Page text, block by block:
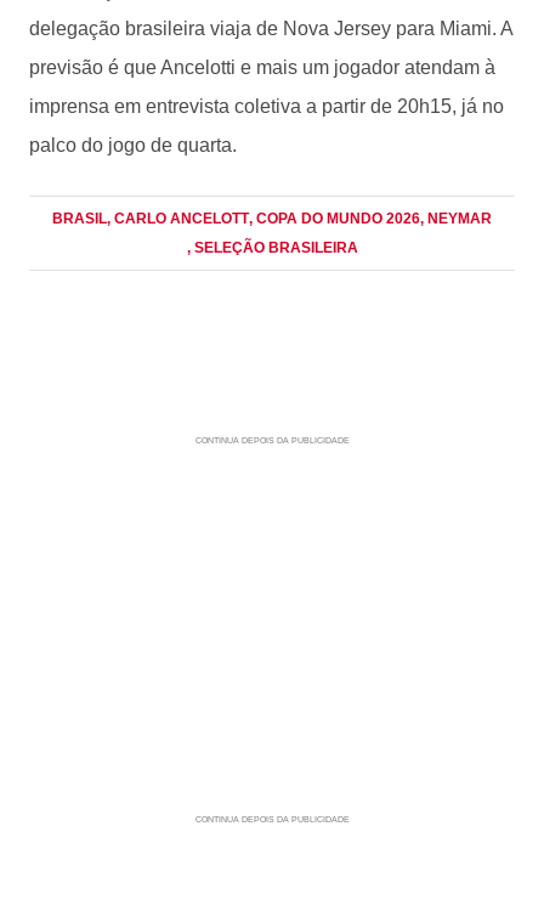
delegação brasileira viaja de Nova Jersey para Miami. A
previsão é que Ancelotti e mais um jogador atendam à
imprensa em entrevista coletiva a partir de 20h15, já no
palco do jogo de quarta.
BRASIL, CARLO ANCELOTT, COPA DO MUNDO 2026, NEYMAR
, SELEÇÃO BRASILEIRA